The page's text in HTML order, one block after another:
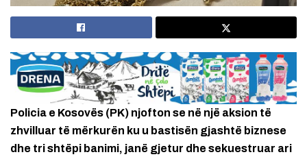
Policia e Kosovës (PK) njofton se në një aksion të
zhvilluar të mërkurën ku u bastisën gjashtë biznese
dhe tri shtëpi banimi, janë gjetur dhe sekuestruar ari